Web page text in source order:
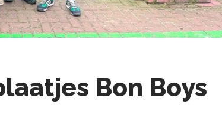
Bon Boys